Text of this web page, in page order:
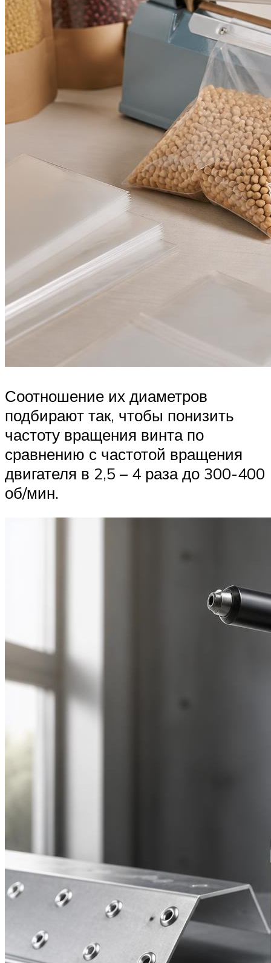
Соотношение их диаметров
подбирают так, чтобы понизить
частоту вращения винта по
сравнению с частотой вращения
двигателя в 2,5 – 4 раза до 300-400
об/мин.